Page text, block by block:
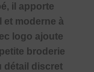
il apporte
moderne à
logo ajoute
broderie
détail discret